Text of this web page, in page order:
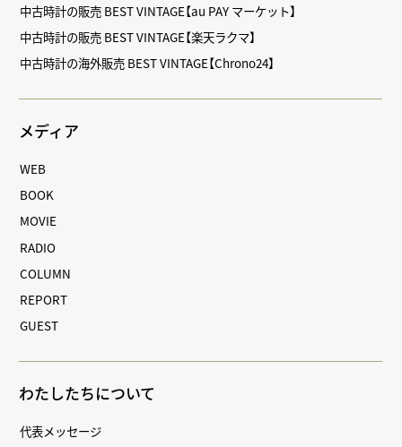
中古時計の販売 BEST VINTAGE【au PAY マーケット】
中古時計の販売 BEST VINTAGE【楽天ラクマ】
中古時計の海外販売 BEST VINTAGE【Chrono24】
メディア
WEB
BOOK
MOVIE
RADIO
COLUMN
REPORT
GUEST
わたしたちについて
代表メッセージ